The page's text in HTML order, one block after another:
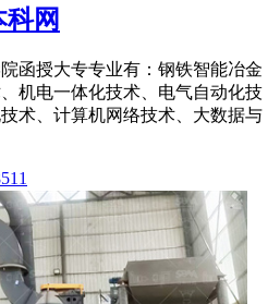
网
函授大专专业有：钢铁智能冶金
机电一体化技术、电气自动化技
术、计算机网络技术、大数据与